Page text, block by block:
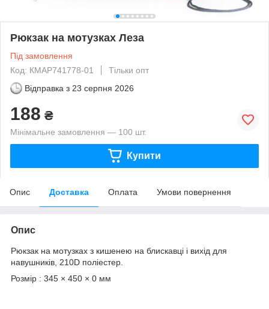
Рюкзак на мотузках Леза
Під замовлення
Код: КМAP741778-01
Тільки опт
Відправка з 23 серпня 2026
188 ₴
Мінімальне замовлення — 100 шт.
Купити
Опис Доставка Оплата Умови повернення
Опис
Рюкзак на мотузках з кишенею на блискавці і вихід для
навушників, 210D поліестер.
Розмір : 345 × 450 × 0 мм